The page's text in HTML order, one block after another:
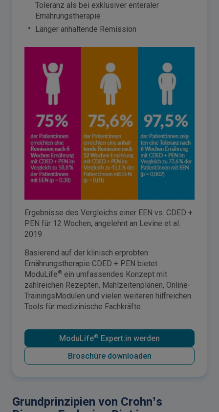
Toleranz als bei exklusiver enteraler
Ernährungstherapie
Länger anhaltende Remission
Ergebnisse des Vergleichs einer EEN vs. CDED +
PEN für 12 Wochen, angelehnt an Levine et al.
2019
Basierend auf der klinisch erprobten
Ernährungstherapie CDED + PEN bietet
ModuLife® ein umfassendes Konzept mit
zahlreichen Rezepten, Mahlzeitenplänen, Online-
TrainingsModulen und vielen weiteren hilfreichen
Tools für medizinische Fachkräfte
ModuLife® Expert:in werden
Broschüre downloaden
Grundprinzipien von Crohn’s